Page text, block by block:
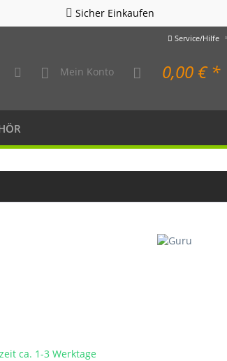
Sicher Einkaufen
Service/Hilfe
Mein Konto 0,00 € *
ca. 1-3 Werktage